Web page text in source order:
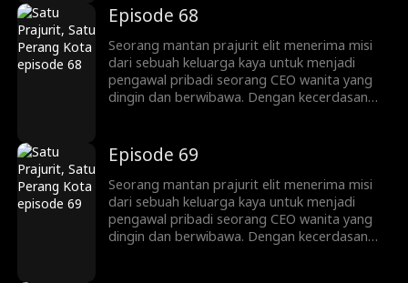
disadari justru terseret ke dalam konspirasi
yang lebih besar. Pada akhirnya, mereka
bekerja sama untuk menghancurkan
persaingan jahat dan rencana gelap para
musuh.
Episode 68
Seorang mantan prajurit elit menerima misi
dari sebuah keluarga kaya untuk menjadi
pengawal pribadi seorang CEO wanita yang
dingin dan berwibawa. Dengan kecerdasan
disadari justru terseret ke dalam konspirasi
yang lebih besar. Pada akhirnya, mereka
bekerja sama untuk menghancurkan
persaingan jahat dan rencana gelap para
musuh.
Episode 69
Seorang mantan prajurit elit menerima misi
dari sebuah keluarga kaya untuk menjadi
pengawal pribadi seorang CEO wanita yang
dingin dan berwibawa. Dengan kecerdasan